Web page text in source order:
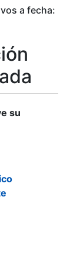
a fecha:
su